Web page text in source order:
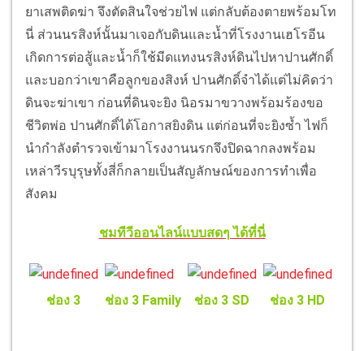
ยาเสพติดฆ่า จึงตัดสินใจช่วยไฟ แต่กลับต้องตายพร้อมโท
นี่ ส่วนนรสิงห์นั้นมาเจอกับดินและน้ำที่โรงงานเฮโรอีน
เกิดการต่อสู้และน้ำก็ใช้มีดแทงนรสิงห์ดินไปหาปานศักดิ์
และบอกว่าเขาคือลูกของสิงห์ ปานศักดิ์จำได้แต่ไม่คิดว่า
ดินจะฆ่าเขา ก่อนที่ดินจะยิง นิอรมาขวางพร้อมร้องขอ
ชีวิตพ่อ ปานศักดิ์ได้โอกาสยิงดิน แต่ก่อนที่จะยิงซ้ำ ไฟก็
นำกำลังตำรวจเข้ามาโรงงานนรกจึงปิดฉากลงพร้อม
เหล่าวีรบุรุษทั้งสี่ก็กลายเป็นสัญลักษณ์ของการทำเพื่อ
สังคม
ชมทีวีออนไลน์แบบสดๆ ได้ที่นี่
ช่อง 3 ช่อง 3 Family ช่อง 3 SD ช่อง 3 HD